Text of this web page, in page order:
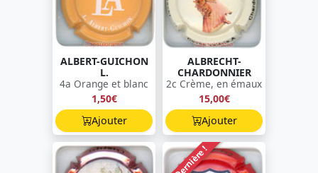
ALBERT-GUICHON
L.
4a Orange et blanc
1,50€
Ajouter
ALBRECHT-
CHARDONNIER
2c Crème, en émaux
15,00€
Ajouter
Dernière !